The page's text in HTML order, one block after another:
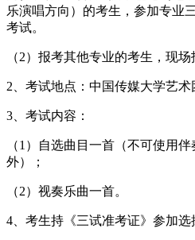
乐演唱方向）的考生，参加专业
考试。
（2）报考其他专业的考生，现
2、考试地点：中国传媒大学艺术
3、考试内容：
（1）自选曲目一首（不可使用
外）；
（2）视奏乐曲一首。
4、考生持《三试准考证》参加选